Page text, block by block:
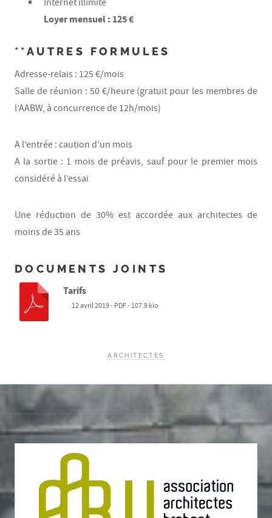
Loyer mensuel : 125 €
**AUTRES FORMULES
Adresse-relais : 125 €/mois
Salle de réunion : 50 €/heure (gratuit pour les membres de
l’AABW, à concurrence de 12h/mois)
A l’entrée : caution d’un mois
A la sortie : 1 mois de préavis, sauf pour le premier mois
considéré à l’essai
Une réduction de 30% est accordée aux architectes de
moins de 35 ans
DOCUMENTS JOINTS
Tarifs
12 avril 2019-PDF-107.9 kio
ARCHITECTES